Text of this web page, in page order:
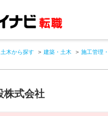
木から探す 建築・土木 施工管理
株式会社